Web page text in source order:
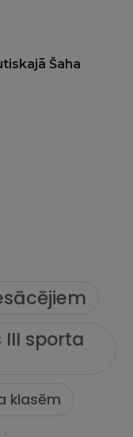
Šaha
sporta
klasēm